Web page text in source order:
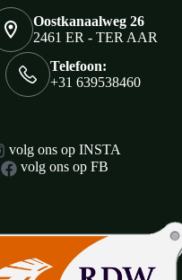
Oostkanaalweg 26
2461 ER - TER AAR
Telefoon:
+31 639538460
volg ons op INSTA
volg ons op FB